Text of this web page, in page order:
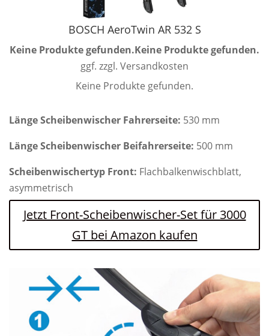
BOSCH AeroTwin AR 532 S
Keine Produkte gefunden.Keine Produkte gefunden.
ggf. zzgl. Versandkosten
Keine Produkte gefunden.
Länge Scheibenwischer Fahrerseite: 530 mm
Länge Scheibenwischer Beifahrerseite: 500 mm
Scheibenwischertyp Front: Flachbalkenwischblatt,
asymmetrisch
Jetzt Front-Scheibenwischer-Set für 3000
GT bei Amazon kaufen